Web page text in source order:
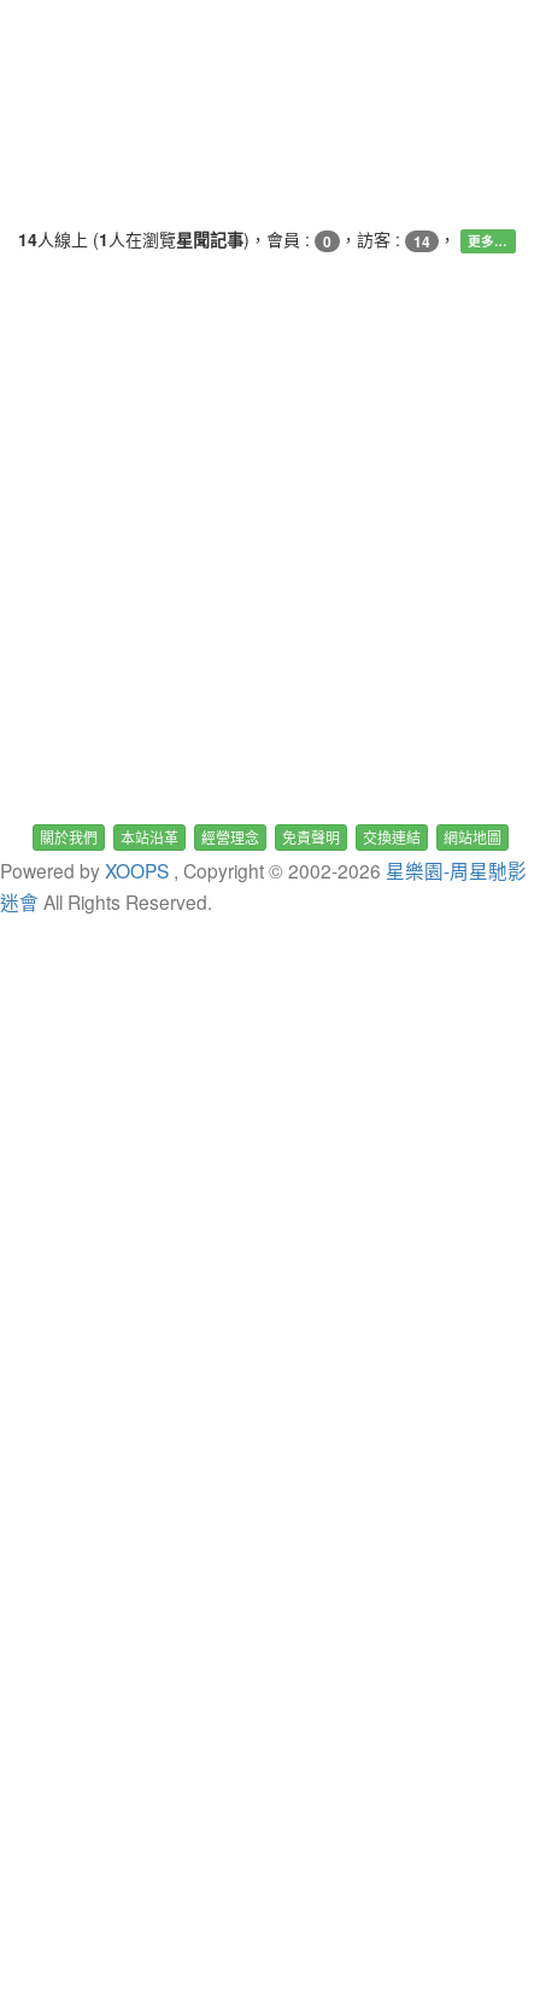
14人線上 (1人在瀏覽星聞記事)，會員 : 0 ，訪客 : 14 ， 更多…
關於我們 本站沿革 經營理念 免責聲明 交換連結 網站地圖
Powered byXOOPS , Copyright © 2002-2026 星樂園-周星馳影
迷會 All Rights Reserved.